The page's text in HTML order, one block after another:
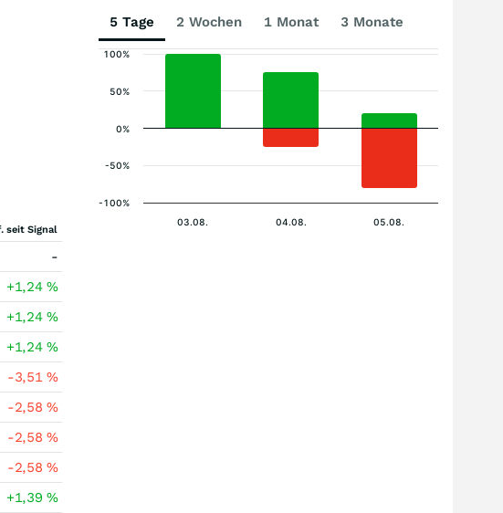
seit Signal
-
+1,24%
+1,24%
+1,24%
-3,51%
-2,58%
-2,58%
-2,58%
+1,39%
5 Tage 2 Wochen 1 Monat 3 Monate
03.08. 04.08. 05.08.
-100%
-50%
0%
50%
100%